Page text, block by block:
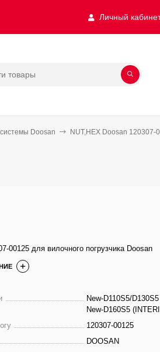
Личный
Doosan NUT,HEX Doosan 120307-
00125 для вилочного погрузчика Doosan
New-D110S5/
New-D160S5
120307-00125
DOOSAN